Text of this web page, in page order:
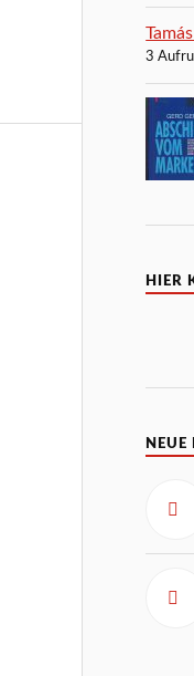
3
HIER
NEUE